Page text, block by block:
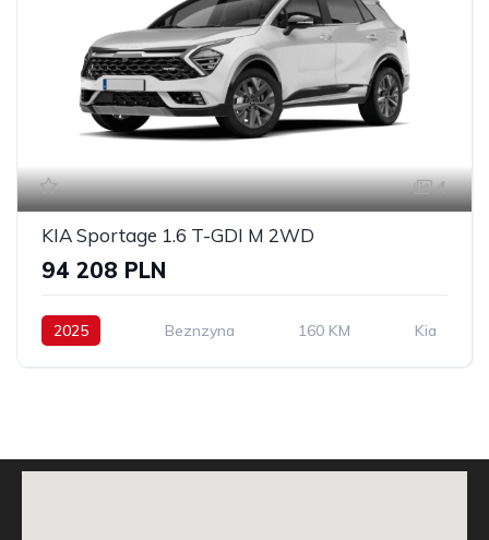
4
KIA Sportage 1.6 T-GDI M 2WD
94 208 PLN
2025 Beznzyna 160 KM Kia